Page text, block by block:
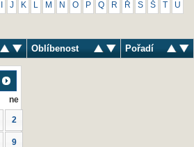
J K M N O P Q R Ř S Š U
Oblíbenost Pořadí
ne
2
9